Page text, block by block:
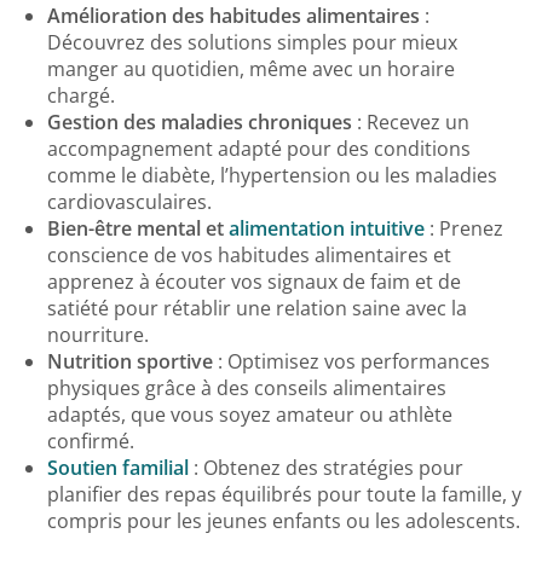
Amélioration des habitudes alimentaires :
Découvrez des solutions simples pour mieux
manger au quotidien, même avec un horaire
chargé.
Gestion des maladies chroniques : Recevez un
accompagnement adapté pour des conditions
comme le diabète, l’hypertension ou les maladies
cardiovasculaires.
Bien-être mental etalimentation intuitive : Prenez
conscience de vos habitudes alimentaires et
apprenez à écouter vos signaux de faim et de
satiété pour rétablir une relation saine avec la
nourriture.
Nutrition sportive : Optimisez vos performances
physiques grâce à des conseils alimentaires
adaptés, que vous soyez amateur ou athlète
confirmé.
Soutien familial : Obtenez des stratégies pour
planifier des repas équilibrés pour toute la famille, y
compris pour les jeunes enfants ou les adolescents.